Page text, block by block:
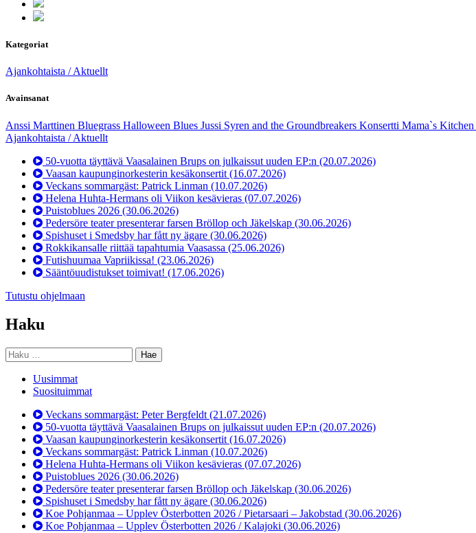
Kategoriat
Ajankohtaista / Aktuellt
Avainsanat
Anssi Marttinen Bluegrass Halloween Blues Jussi Syren and the Groundbreakers Konsertti Mama`s Kitchen
Ajankohtaista / Aktuellt
50-vuotta täyttävä Vaasalainen Brups on julkaissut uuden EP:n (20.07.2026)
Vaasan kaupunginorkesterin kesäkonsertit (16.07.2026)
Veckans sommargäst: Patrick Linman (10.07.2026)
Helena Huhta-Hermans oli Viikon kesävieras (07.07.2026)
Puistoblues 2026 (30.06.2026)
Pedersöre teater presenterar farsen Bröllop och Jäkelskap (30.06.2026)
Spishuset i Smedsby har fått ny ägare (30.06.2026)
Rokkikansalle riittää tapahtumia Vaasassa (25.06.2026)
Futishuumaa Vapriikissa! (23.06.2026)
Sääntöuudistukset toimivat! (17.06.2026)
Tutustu ohjelmaan
Haku
Haku:
Uusimmat
Suosituimmat
Veckans sommargäst: Peter Bergfeldt (21.07.2026)
50-vuotta täyttävä Vaasalainen Brups on julkaissut uuden EP:n (20.07.2026)
Vaasan kaupunginorkesterin kesäkonsertit (16.07.2026)
Veckans sommargäst: Patrick Linman (10.07.2026)
Helena Huhta-Hermans oli Viikon kesävieras (07.07.2026)
Puistoblues 2026 (30.06.2026)
Pedersöre teater presenterar farsen Bröllop och Jäkelskap (30.06.2026)
Spishuset i Smedsby har fått ny ägare (30.06.2026)
Koe Pohjanmaa – Upplev Österbotten 2026 / Pietarsaari – Jakobstad (30.06.2026)
Koe Pohjanmaa – Upplev Österbotten 2026 / Kalajoki (30.06.2026)